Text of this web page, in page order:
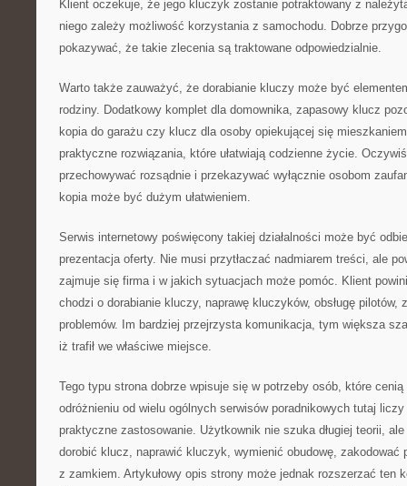
Klient oczekuje, że jego kluczyk zostanie potraktowany z
niego zależy możliwość korzystania z samochodu. Dobrze
pokazywać, że takie zlecenia są traktowane odpowiedzialnie.
Warto także zauważyć, że dorabianie kluczy może być
rodziny. Dodatkowy komplet dla domownika, zapasowy klucz
kopia do garażu czy klucz dla osoby opiekującej się
praktyczne rozwiązania, które ułatwiają codzienne życie.
przechowywać rozsądnie i przekazywać wyłącznie osobom
kopia może być dużym ułatwieniem.
Serwis internetowy poświęcony takiej działalności może być
prezentacja oferty. Nie musi przytłaczać nadmiarem treści, ale
zajmuje się firma i w jakich sytuacjach może pomóc. Klient
chodzi o dorabianie kluczy, naprawę kluczyków, obsługę pilotów,
problemów. Im bardziej przejrzysta komunikacja, tym większa
iż trafił we właściwe miejsce.
Tego typu strona dobrze wpisuje się w potrzeby osób, które cenią
odróżnieniu od wielu ogólnych serwisów poradnikowych tutaj
praktyczne zastosowanie. Użytkownik nie szuka długiej teorii,
dorobić klucz, naprawić kluczyk, wymienić obudowę, zakodować
z zamkiem. Artykułowy opis strony może jednak rozszerzać ten